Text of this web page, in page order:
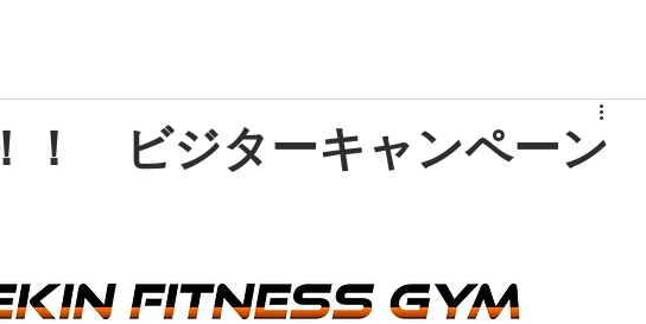
！ ビジターキャンペーン